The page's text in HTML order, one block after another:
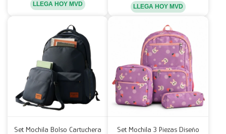
LLEGA HOY MVD LLEGA HOY MVD
Set Mochila Bolso Cartuchera
Set Mochila 3 Piezas Diseño